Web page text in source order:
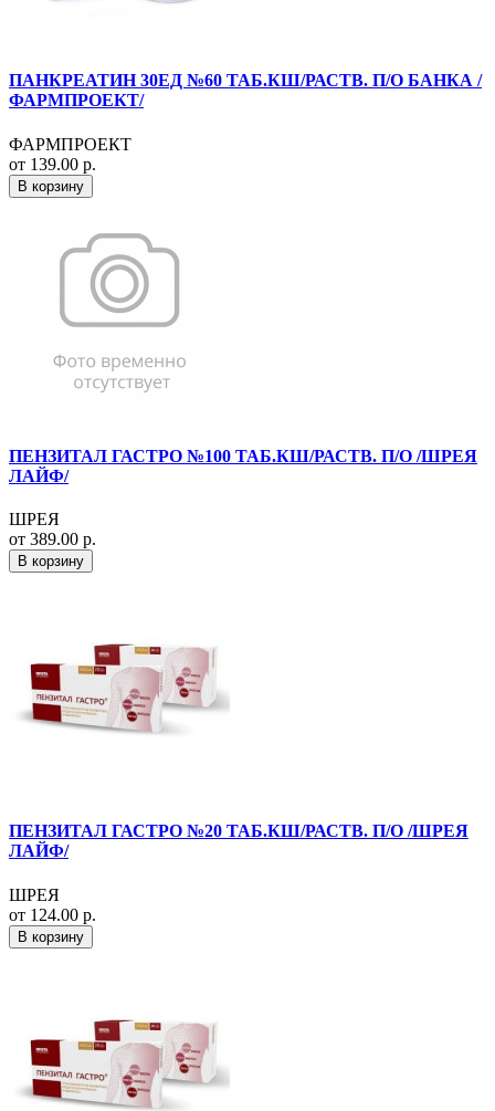
ПАНКРЕАТИН 30ЕД №60 ТАБ.КШ/РАСТВ. П/О БАНКА /
ФАРМПРОЕКТ/
ФАРМПРОЕКТ
от 139.00 р.
В корзину
ПЕНЗИТАЛ ГАСТРО №100 ТАБ.КШ/РАСТВ. П/О /ШРЕЯ
ЛАЙФ/
ШРЕЯ
от 389.00 р.
В корзину
ПЕНЗИТАЛ ГАСТРО №20 ТАБ.КШ/РАСТВ. П/О /ШРЕЯ
ЛАЙФ/
ШРЕЯ
от 124.00 р.
В корзину